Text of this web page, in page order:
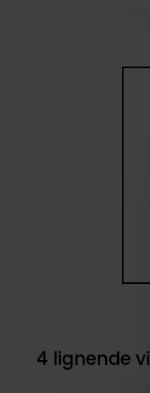
4 lignende